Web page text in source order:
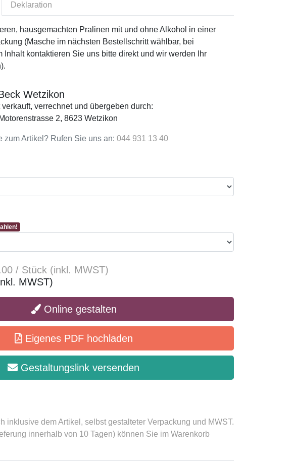
Deklaration
hausgemachten Pralinen mit und ohne Alkohol in einer
(Masche im nächsten Bestellschritt wählbar, bei
Inhalt kontaktieren Sie uns bitte direkt und wir werden Ihr
Wetzikon
verrechnet und übergeben durch:
2, 8623 Wetzikon
zum Artikel? Rufen Sie uns an: 044 931 13 40
/ Stück (inkl. MWST)
MWST)
Online gestalten
Eigenes PDF hochladen
Gestaltungslink versenden
inklusive dem Artikel, selbst gestalteter Verpackung und MWST.
innerhalb von 10 Tagen) können Sie im Warenkorb